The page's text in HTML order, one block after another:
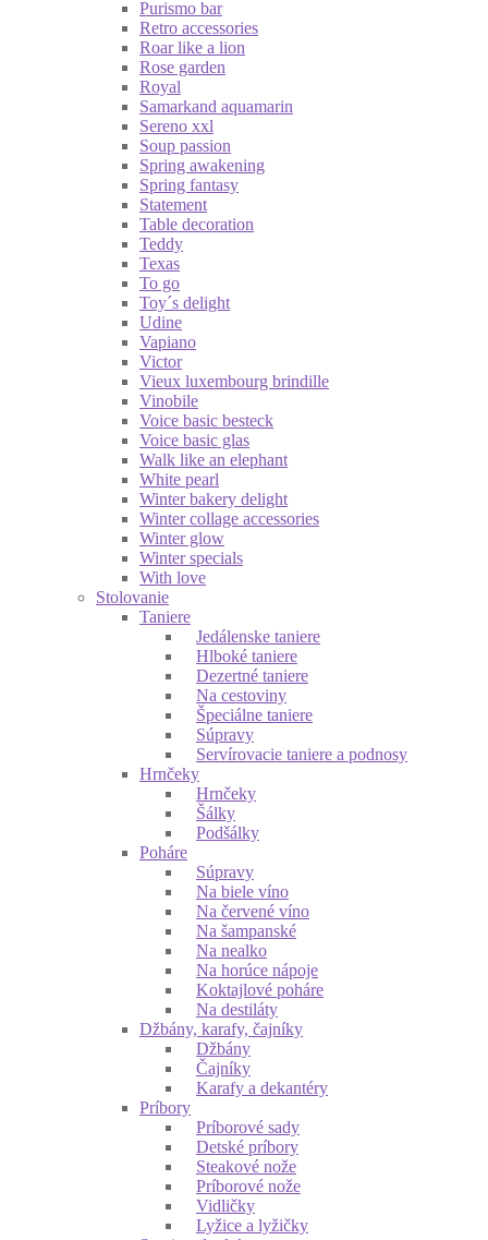
Purismo bar
Retro accessories
Roar like a lion
Rose garden
Royal
Samarkand aquamarin
Sereno xxl
Soup passion
Spring awakening
Spring fantasy
Statement
Table decoration
Teddy
Texas
To go
Toy´s delight
Udine
Vapiano
Victor
Vieux luxembourg brindille
Vinobile
Voice basic besteck
Voice basic glas
Walk like an elephant
White pearl
Winter bakery delight
Winter collage accessories
Winter glow
Winter specials
With love
Stolovanie
Taniere
Jedálenske taniere
Hlboké taniere
Dezertné taniere
Na cestoviny
Špeciálne taniere
Súpravy
Servírovacie taniere a podnosy
Hrnčeky
Hrnčeky
Šálky
Podšálky
Poháre
Súpravy
Na biele víno
Na červené víno
Na šampanské
Na nealko
Na horúce nápoje
Koktajlové poháre
Na destiláty
Džbány, karafy, čajníky
Džbány
Čajníky
Karafy a dekantéry
Príbory
Príborové sady
Detské príbory
Steakové nože
Príborové nože
Vidličky
Lyžice a lyžičky